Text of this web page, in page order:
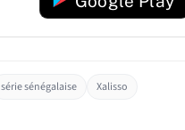
série sénégalaise Xalisso